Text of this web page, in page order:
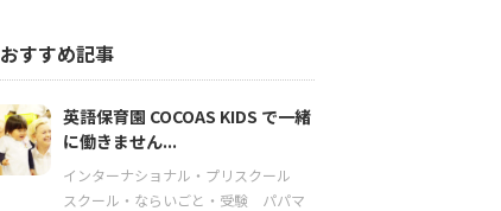
おすすめ記事
英語保育園 COCOAS KIDS で一緒
に働きません...
インターナショナル・プリスクール
スクール・ならいごと・受験
パパマ